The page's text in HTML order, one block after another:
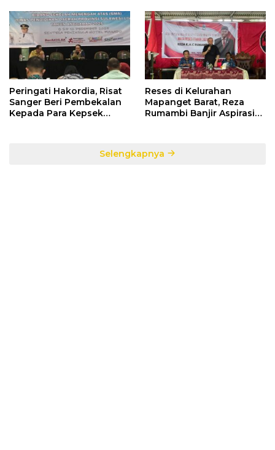
Anggaran Negara
Peringati Hakordia, Risat
Sanger Beri Pembekalan
Kepada Para Kepsek
Reses di Kelurahan
Mapanget Barat, Reza
Rumambi Banjir Aspirasi
Selengkapnya